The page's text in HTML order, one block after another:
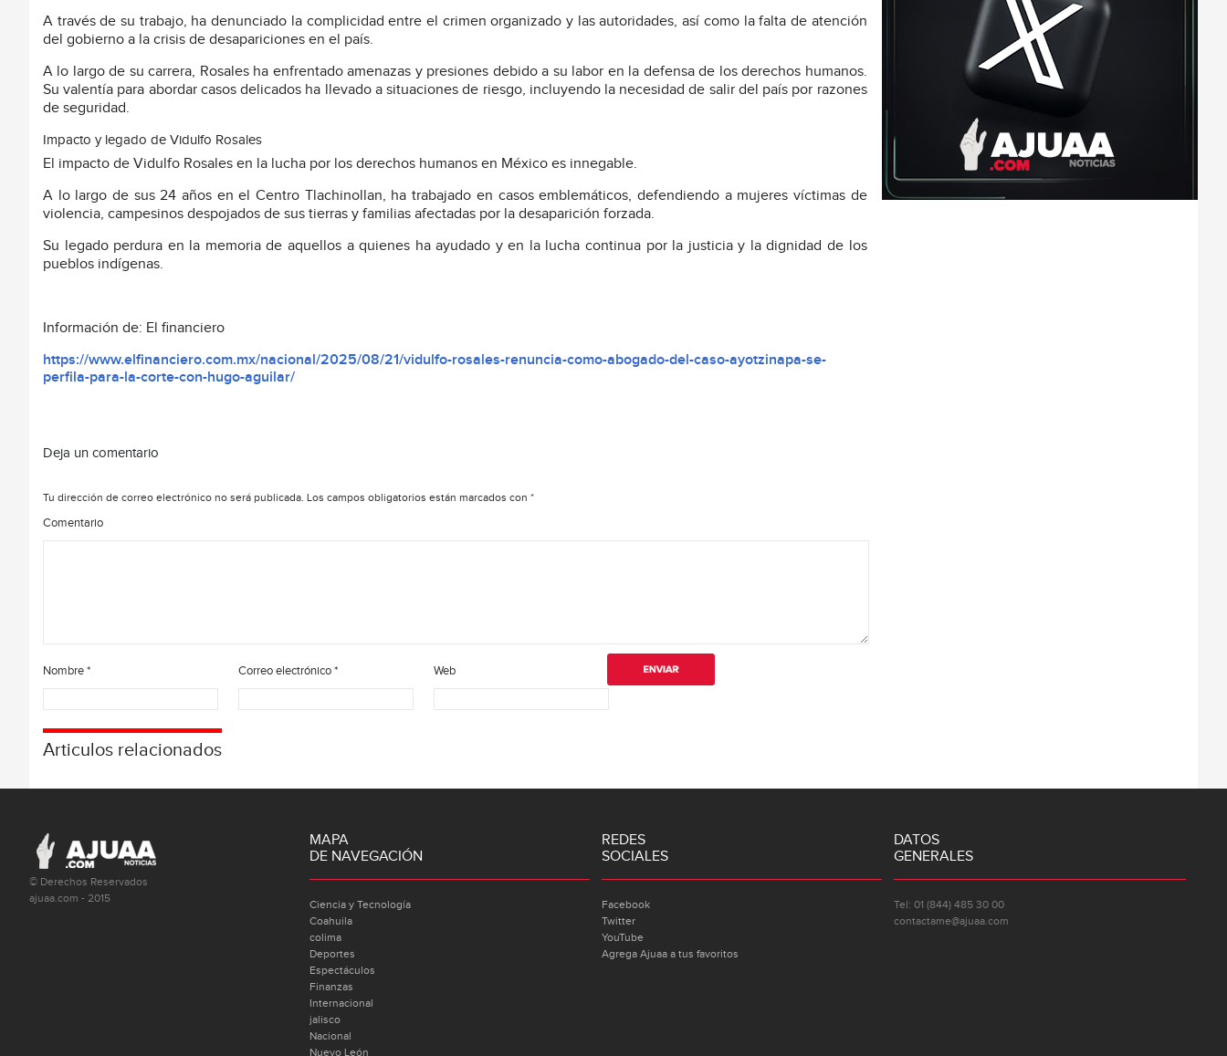
A través de su trabajo, ha denunciado la complicidad entre el crimen organizado y las autoridades, así como la falta de atención
del gobierno a la crisis de desapariciones en el país.
A lo largo de su carrera, Rosales ha enfrentado amenazas y presiones debido a su labor en la defensa de los derechos humanos.
Su valentía para abordar casos delicados ha llevado a situaciones de riesgo, incluyendo la necesidad de salir del país por razones
de seguridad.
Impacto y legado de Vidulfo Rosales
El impacto de Vidulfo Rosales en la lucha por los derechos humanos en México es innegable.
A lo largo de sus 24 años en el Centro Tlachinollan, ha trabajado en casos emblemáticos, defendiendo a mujeres víctimas de
violencia, campesinos despojados de sus tierras y familias afectadas por la desaparición forzada.
Su legado perdura en la memoria de aquellos a quienes ha ayudado y en la lucha continua por la justicia y la dignidad de los
pueblos indígenas.
Información de: El financiero
https://www.elfinanciero.com.mx/nacional/2025/08/21/vidulfo-rosales-renuncia-como-abogado-del-caso-ayotzinapa-se-
perfila-para-la-corte-con-hugo-aguilar/
Deja un comentario
Tu dirección de correo electrónico no será publicada. Los campos obligatorios están marcados con *
Comentario
Nombre* Correo electrónico* Web
Articulos relacionados
© Derechos Reservados
ajuaa.com - 2015
MAPA
DE NAVEGACIÓN
Ciencia y Tecnología
Coahuila
colima
Deportes
Espectáculos
Finanzas
Internacional
jalisco
Nacional
Nuevo León
REDES
SOCIALES
Facebook
Twitter
YouTube
Agrega Ajuaa a tus favoritos
DATOS
GENERALES
Tel: 01 (844) 485 30 00
contactame@ajuaa.com